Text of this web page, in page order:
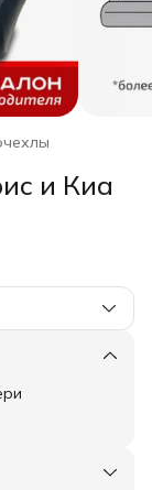
и Киа